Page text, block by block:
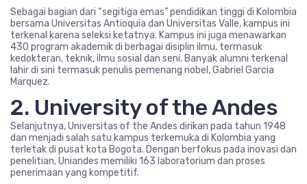
Sebagai bagian dari “segitiga emas” pendidikan tinggi di Kolombia
bersama Universitas Antioquia dan Universitas Valle, kampus ini
terkenal karena seleksi ketatnya. Kampus ini juga menawarkan
430 program akademik di berbagai disiplin ilmu, termasuk
kedokteran, teknik, ilmu sosial dan seni. Banyak alumni terkenal
lahir di sini termasuk penulis pemenang nobel, Gabriel Garcia
Marquez.
2. University of the Andes
Selanjutnya, Universitas of the Andes dirikan pada tahun 1948
dan menjadi salah satu kampus terkemuka di Kolombia yang
terletak di pusat kota Bogota. Dengan berfokus pada inovasi dan
penelitian, Uniandes memiliki 163 laboratorium dan proses
penerimaan yang kompetitif.